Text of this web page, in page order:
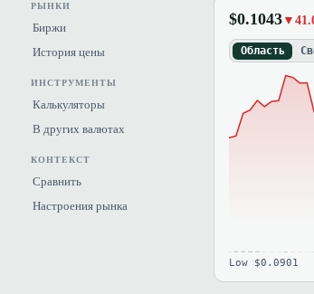
РЫНКИ
Биржи
История цены
ИНСТРУМЕНТЫ
Калькуляторы
В других валютах
КОНТЕКСТ
Сравнить
Настроения рынка
$0.1043
Область
Low $0.0901